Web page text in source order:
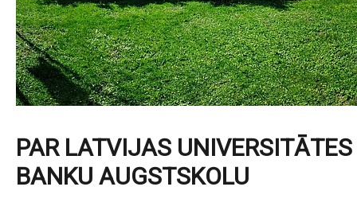
PAR LATVIJAS UNIVERSITĀTES
BANKU AUGSTSKOLU